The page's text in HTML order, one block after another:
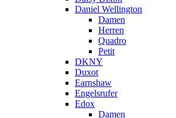
Daniel Wellington
Damen
Herren
Quadro
Petit
DKNY
Duxot
Earnshaw
Engelsrufer
Edox
Damen